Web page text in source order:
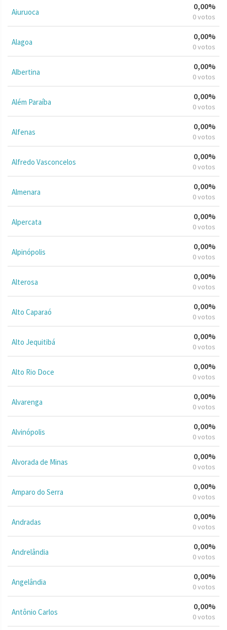
Aiuruoca
0,00%
0 votos
Alagoa
0,00%
0 votos
Albertina
0,00%
0 votos
Além Paraíba
0,00%
0 votos
Alfenas
0,00%
0 votos
Alfredo Vasconcelos
0,00%
0 votos
Almenara
0,00%
0 votos
Alpercata
0,00%
0 votos
Alpinópolis
0,00%
0 votos
Alterosa
0,00%
0 votos
Alto Caparaó
0,00%
0 votos
Alto Jequitibá
0,00%
0 votos
Alto Rio Doce
0,00%
0 votos
Alvarenga
0,00%
0 votos
Alvinópolis
0,00%
0 votos
Alvorada de Minas
0,00%
0 votos
Amparo do Serra
0,00%
0 votos
Andradas
0,00%
0 votos
Andrelândia
0,00%
0 votos
Angelândia
0,00%
0 votos
Antônio Carlos
0,00%
0 votos